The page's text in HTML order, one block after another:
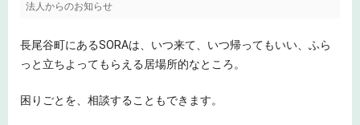
法人からのお知らせ
長尾谷町にあるSORAは、いつ来て、いつ帰ってもいい、ふら
っと立ちよってもらえる居場所的なところ。
困りごとを、相談することもできます。